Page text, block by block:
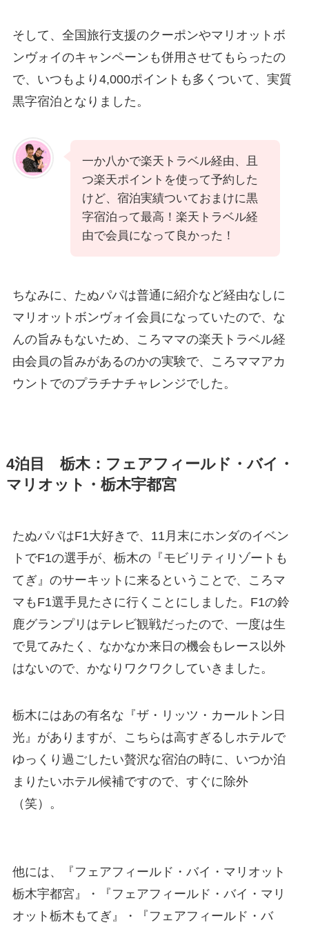
そして、全国旅行支援のクーポンやマリオットボ
ンヴォイのキャンペーンも併用させてもらったの
で、いつもより4,000ポイントも多くついて、実質
黒字宿泊となりました。
一か八かで楽天トラベル経由、且
つ楽天ポイントを使って予約した
けど、宿泊実績ついておまけに黒
字宿泊って最高！楽天トラベル経
由で会員になって良かった！
ちなみに、たぬパパは普通に紹介など経由なしに
マリオットボンヴォイ会員になっていたので、な
んの旨みもないため、ころママの楽天トラベル経
由会員の旨みがあるのかの実験で、ころママアカ
ウントでのプラチナチャレンジでした。
4泊目 栃木：フェアフィールド・バイ・
マリオット・栃木宇都宮
たぬパパはF1大好きで、11月末にホンダのイベン
トでF1の選手が、栃木の『モビリティリゾートも
てぎ』のサーキットに来るということで、ころマ
マもF1選手見たさに行くことにしました。F1の鈴
鹿グランプリはテレビ観戦だったので、一度は生
で見てみたく、なかなか来日の機会もレース以外
はないので、かなりワクワクしていきました。
栃木にはあの有名な『ザ・リッツ・カールトン日
光』がありますが、こちらは高すぎるしホテルで
ゆっくり過ごしたい贅沢な宿泊の時に、いつか泊
まりたいホテル候補ですので、すぐに除外
（笑）。
他には、『フェアフィールド・バイ・マリオット
栃木宇都宮』・『フェアフィールド・バイ・マリ
オット栃木もてぎ』・『フェアフィールド・バ